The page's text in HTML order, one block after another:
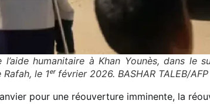
humanitaire à Khan Younès, dans le
le 1ᵉʳ février 2026. BASHAR TALEB/AFP
pour une réouverture imminente, la